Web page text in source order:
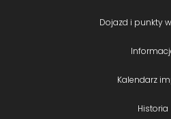
Dojazd i punkty
Kalendarz
Historia